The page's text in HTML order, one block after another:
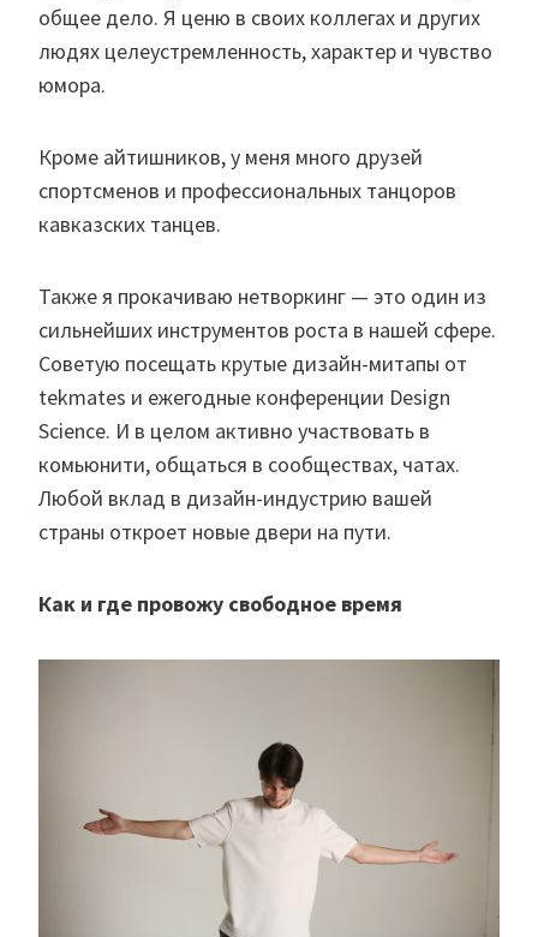
общее дело. Я ценю в своих коллегах и других
людях целеустремленность, характер и чувство
юмора.
Кроме айтишников, у меня много друзей
спортсменов и профессиональных танцоров
кавказских танцев.
Также я прокачиваю нетворкинг — это один из
сильнейших инструментов роста в нашей сфере.
Советую посещать крутые дизайн-митапы от
tekmates и ежегодные конференции Design
Science. И в целом активно участвовать в
комьюнити, общаться в сообществах, чатах.
Любой вклад в дизайн-индустрию вашей
страны откроет новые двери на пути.
Как и где провожу свободное время